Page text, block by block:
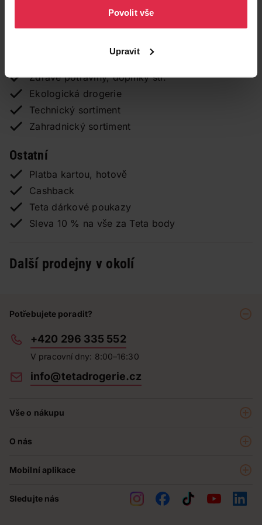
Povolit vše
Upravit
Parkování u prodejny
Výměna bombiček Soda Stream
Zdravé potraviny, doplňky str.
Ekologická drogerie
Technický sortiment
Zahradnický sortiment
Ostatní
Platba kartou, hotově
Cashback
Teta dárkové poukazy
Sleva 10 % na vše za Teta body
Další prodejny v okolí
Potřebujete poradit?
+420 296 335 552
V pracovní dny: 8:00–16:30
info@tetadrogerie.cz
Vše o nákupu
Prodejny
Obchodní podmínky
O nás
Teta pomáhá
Mobilní aplikace
Sledujte nás